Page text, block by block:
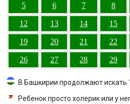
5 6 7 8
12 13 14 15
19 20 21 22
26 27 28 29
В Башкирии продолжают искать
Ребенок просто холерик или у